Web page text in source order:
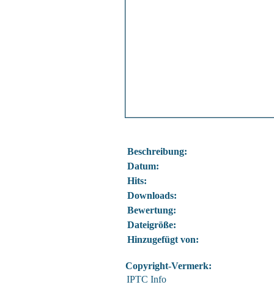
Beschreibung:
Datum:
Hits:
Downloads:
Bewertung:
Dateigröße:
Hinzugefügt von:
Copyright-Vermerk:
IPTC Info